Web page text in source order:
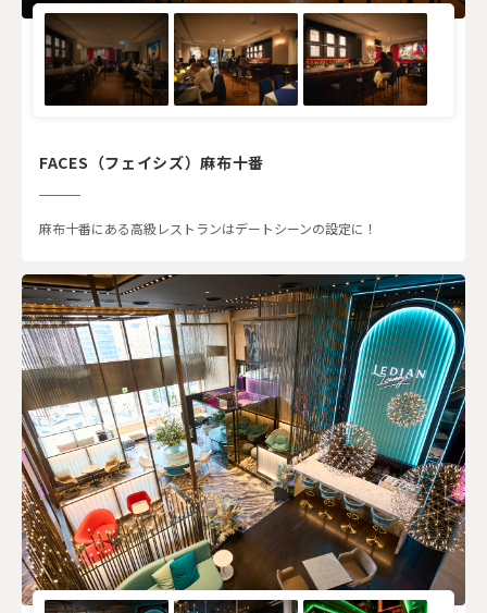
FACES（フェイシズ）麻布十番
麻布十番にある高級レストランはデートシーンの設定に！